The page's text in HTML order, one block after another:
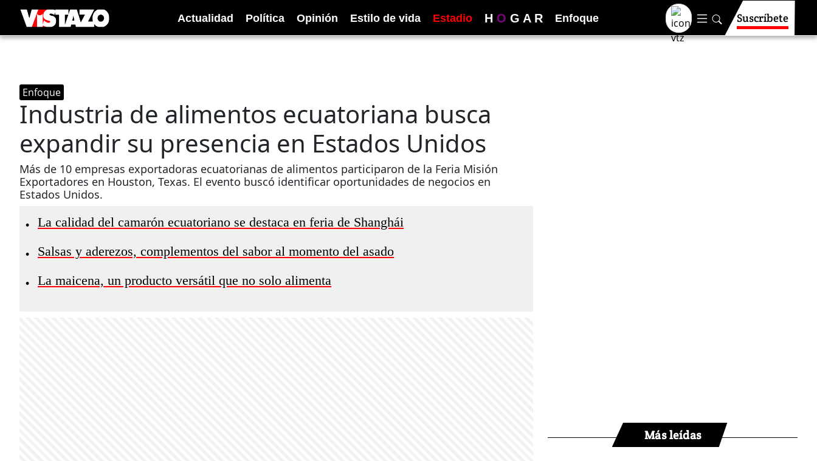
Actualidad Política Opinión Estilo de vida Estadio H O G A R Enfoque Suscríbete
Enfoque
Industria de alimentos ecuatoriana busca
expandir su presencia en Estados Unidos
Más de 10 empresas exportadoras ecuatorianas de alimentos participaron de la Feria Misión
Exportadores en Houston, Texas. El evento buscó identificar oportunidades de negocios en
Estados Unidos.
• La calidad del camarón ecuatoriano se destaca en feria de Shanghái
• Salsas y aderezos, complementos del sabor al momento del asado
• La maicena, un producto versátil que no solo alimenta
Más leídas